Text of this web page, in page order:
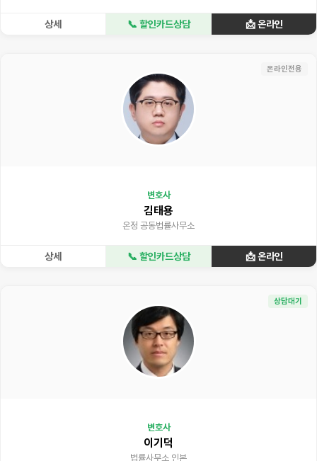
상세 📞 할인카드상담 📩 온라인
온라인전용
변호사
김태용
온정 공동법률사무소
상세 📞 할인카드상담 📩 온라인
상담대기
변호사
이기덕
법률사무소 인본